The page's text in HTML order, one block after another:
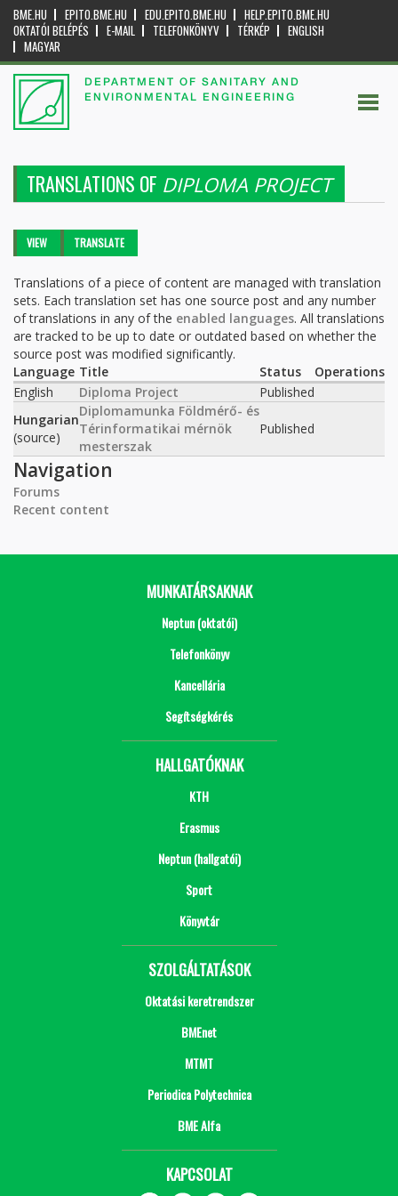
BME.HU EPITO.BME.HU EDU.EPITO.BME.HU
HELP.EPITO.BME.HU
OKTATÓI BELÉPÉS
E-MAIL TELEFONKÖNYV TÉRKÉP
ENGLISH
MAGYAR
DEPARTMENT OF SANITARY AND
ENVIRONMENTAL ENGINEERING
TRANSLATIONS OF DIPLOMA PROJECT
Primary tabs
VIEW TRANSLATE
Translations of a piece of content are managed with translation
sets. Each translation set has one source post and any number
of translations in any of the enabled languages. All translations
are tracked to be up to date or outdated based on whether the
source post was modified significantly.
Language Title Status
Operations
English
Diploma Project
Published
Hungarian
(source)
Diplomamunka Földmérő- és
Térinformatikai mérnök
mesterszak
Published
Navigation
Forums
Recent content
MUNKATÁRSAKNAK
Neptun (oktatói)
Telefonkönyv
Kancellária
Segítségkérés
HALLGATÓKNAK
KTH
Erasmus
Neptun (hallgatói)
Sport
Könyvtár
SZOLGÁLTATÁSOK
Oktatási keretrendszer
BMEnet
MTMT
Periodica Polytechnica
BME Alfa
KAPCSOLAT